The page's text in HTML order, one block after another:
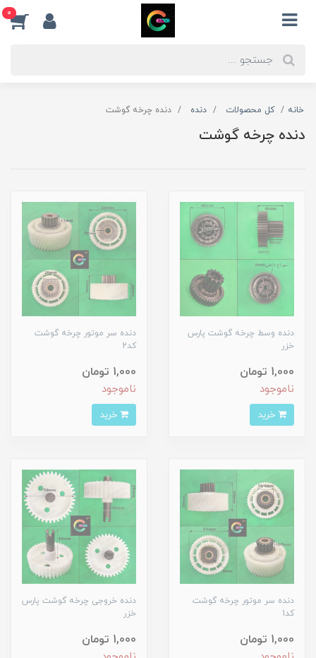
0
خانه کل محصولات دنده دنده چرخه گوشت
دنده چرخه گوشت
دنده وسط چرخه گوشت پارس
خزر
1,000 تومان
ناموجود
دنده سر موتور چرخه گوشت
کد2
1,000 تومان
ناموجود
دنده سر موتور چرخه گوشت
کد1
1,000 تومان
دنده خروجی چرخه گوشت پارس
خزر
1,000 تومان